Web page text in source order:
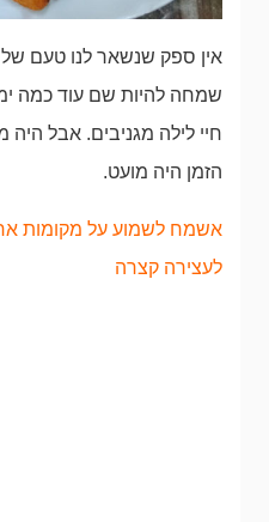
אין ספק שנשאר לנו טעם של
שמחה להיות שם עוד כמה
חיי לילה מגניבים. אבל
הזמן היה מועט.
אשמח לשמוע על מקומות
לעצירה קצרה